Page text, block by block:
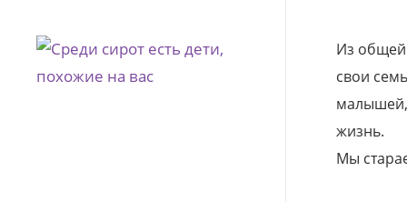
Из общей
свои
малышей,
жизнь.
Мы